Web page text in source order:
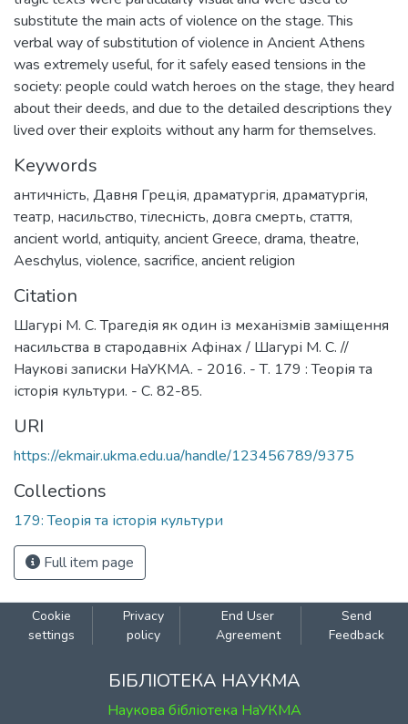
substitute the main acts of violence on the stage. This
verbal way of substitution of violence in Ancient Athens
was extremely useful, for it safely eased tensions in the
society: people could watch heroes on the stage, they heard
about their deeds, and due to the detailed descriptions they
lived over their exploits without any harm for themselves.
Keywords
античність, Давня Греція, драматургія, драматургія,
театр, насильство, тілесність, довга смерть, стаття,
ancient world, antiquity, ancient Greece, drama, theatre,
Aeschylus, violence, sacrifice, ancient religion
Citation
Шагурі М. С. Трагедія як один із механізмів заміщення
насильства в стародавніх Афінах / Шагурі М. С. //
Наукові записки НаУКМА. - 2016. - Т. 179 : Теорія та
історія культури. - С. 82-85.
URI
https://ekmair.ukma.edu.ua/handle/123456789/9375
Collections
179: Теорія та історія культури
Full item page
Cookie
settings
Privacy
policy
End User
Agreement
Send
Feedback
БІБЛІОТЕКА НАУКМА
Наукова бібліотека НаУКМА